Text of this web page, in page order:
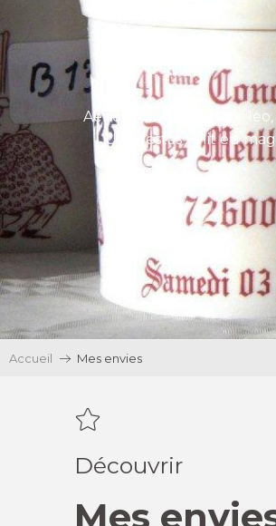
Aenean tincidunt eros
Ut egestas velit eu
Accueil Mes envies
Découvrir
Mes